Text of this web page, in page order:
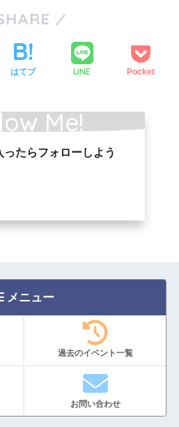
はてブ LINE Pocket
Me!
ったらフォローしよう
メニュー
過去のイベント一覧
お問い合わせ